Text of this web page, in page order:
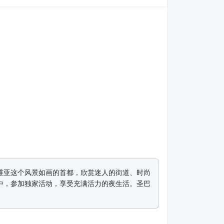
这个风景如画的首都，欣赏迷人的街道、时尚
参加独家活动，享受充满活力的夜生活。圣巴